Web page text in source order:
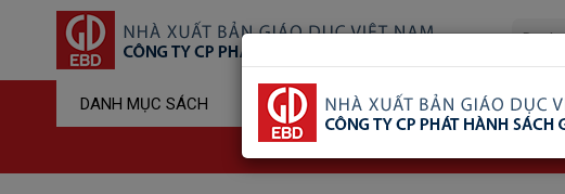
DANH MỤC SÁCH Sản Phẩm Đã Xem